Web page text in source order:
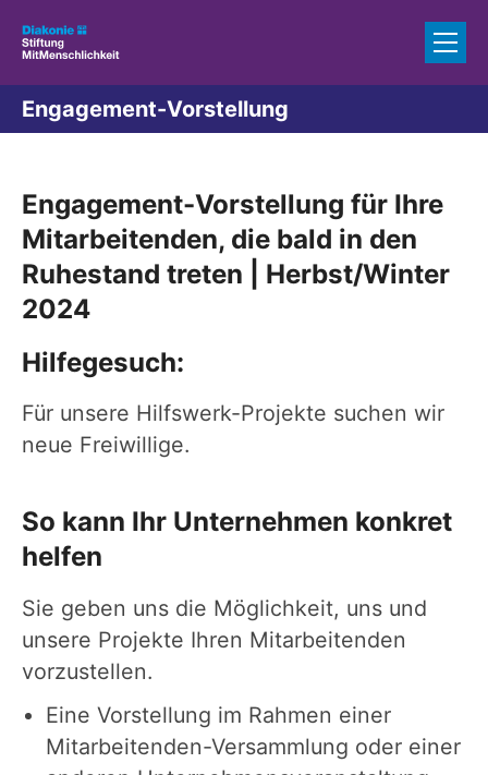
Engagement-Vorstellung
Engagement-Vorstellung für Ihre
Mitarbeitenden, die bald in den
Ruhestand treten | Herbst/Winter
2024
Hilfegesuch:
Für unsere Hilfswerk-Projekte suchen wir
neue Freiwillige.
So kann Ihr Unternehmen konkret
helfen
Sie geben uns die Möglichkeit, uns und
unsere Projekte Ihren Mitarbeitenden
vorzustellen.
Eine Vorstellung im Rahmen einer
Mitarbeitenden-Versammlung oder einer